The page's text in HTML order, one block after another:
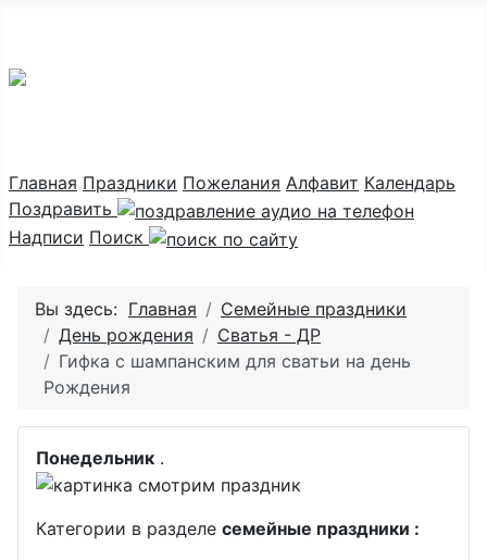
Главная Праздники Пожелания Алфавит Календарь
Поздравить
Надписи Поиск
Вы здесь: Главная
Семейные праздники
День рождения
Сватья - ДР
Гифка с шампанским для сватьи на день
Рождения
Понедельник .
Категории в разделе семейные праздники :